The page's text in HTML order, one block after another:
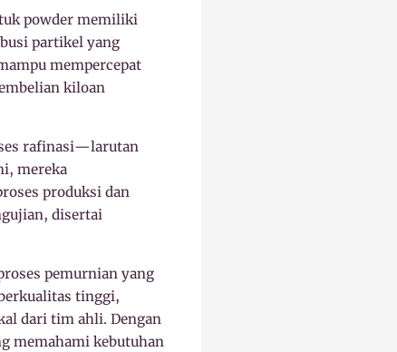
powder memiliki
partikel yang
mempercepat
kiloan
rafinasi—larutan
mereka
produksi dan
disertai
pemurnian yang
tinggi,
dari tim ahli. Dengan
memahami kebutuhan